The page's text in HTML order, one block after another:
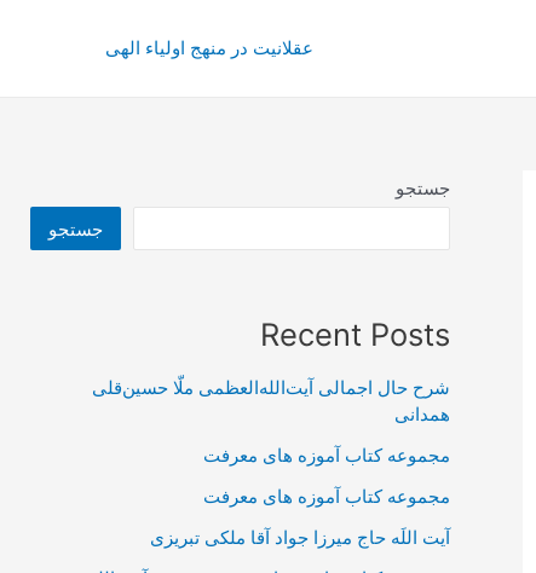
عقلانیت در منهج اولیاء الهی
جستجو
جستجو
Recent Posts
شرح حال اجمالی آیت‌الله‌العظمی ملّا حسین‌قلی
همدانی
مجموعه کتاب آموزه های معرفت
مجموعه کتاب آموزه های معرفت
آیت اللَه حاج میرزا جواد آقا ملکی تبریزی